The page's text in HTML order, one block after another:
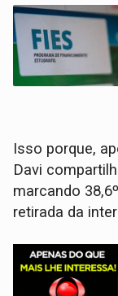
Isso porque,
Davi
marcando
retirada da